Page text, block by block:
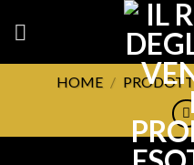
HOME /